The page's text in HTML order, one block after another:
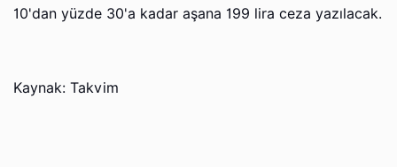
10'dan yüzde 30'a kadar aşana 199 lira ceza yazılacak.
Kaynak: Takvim